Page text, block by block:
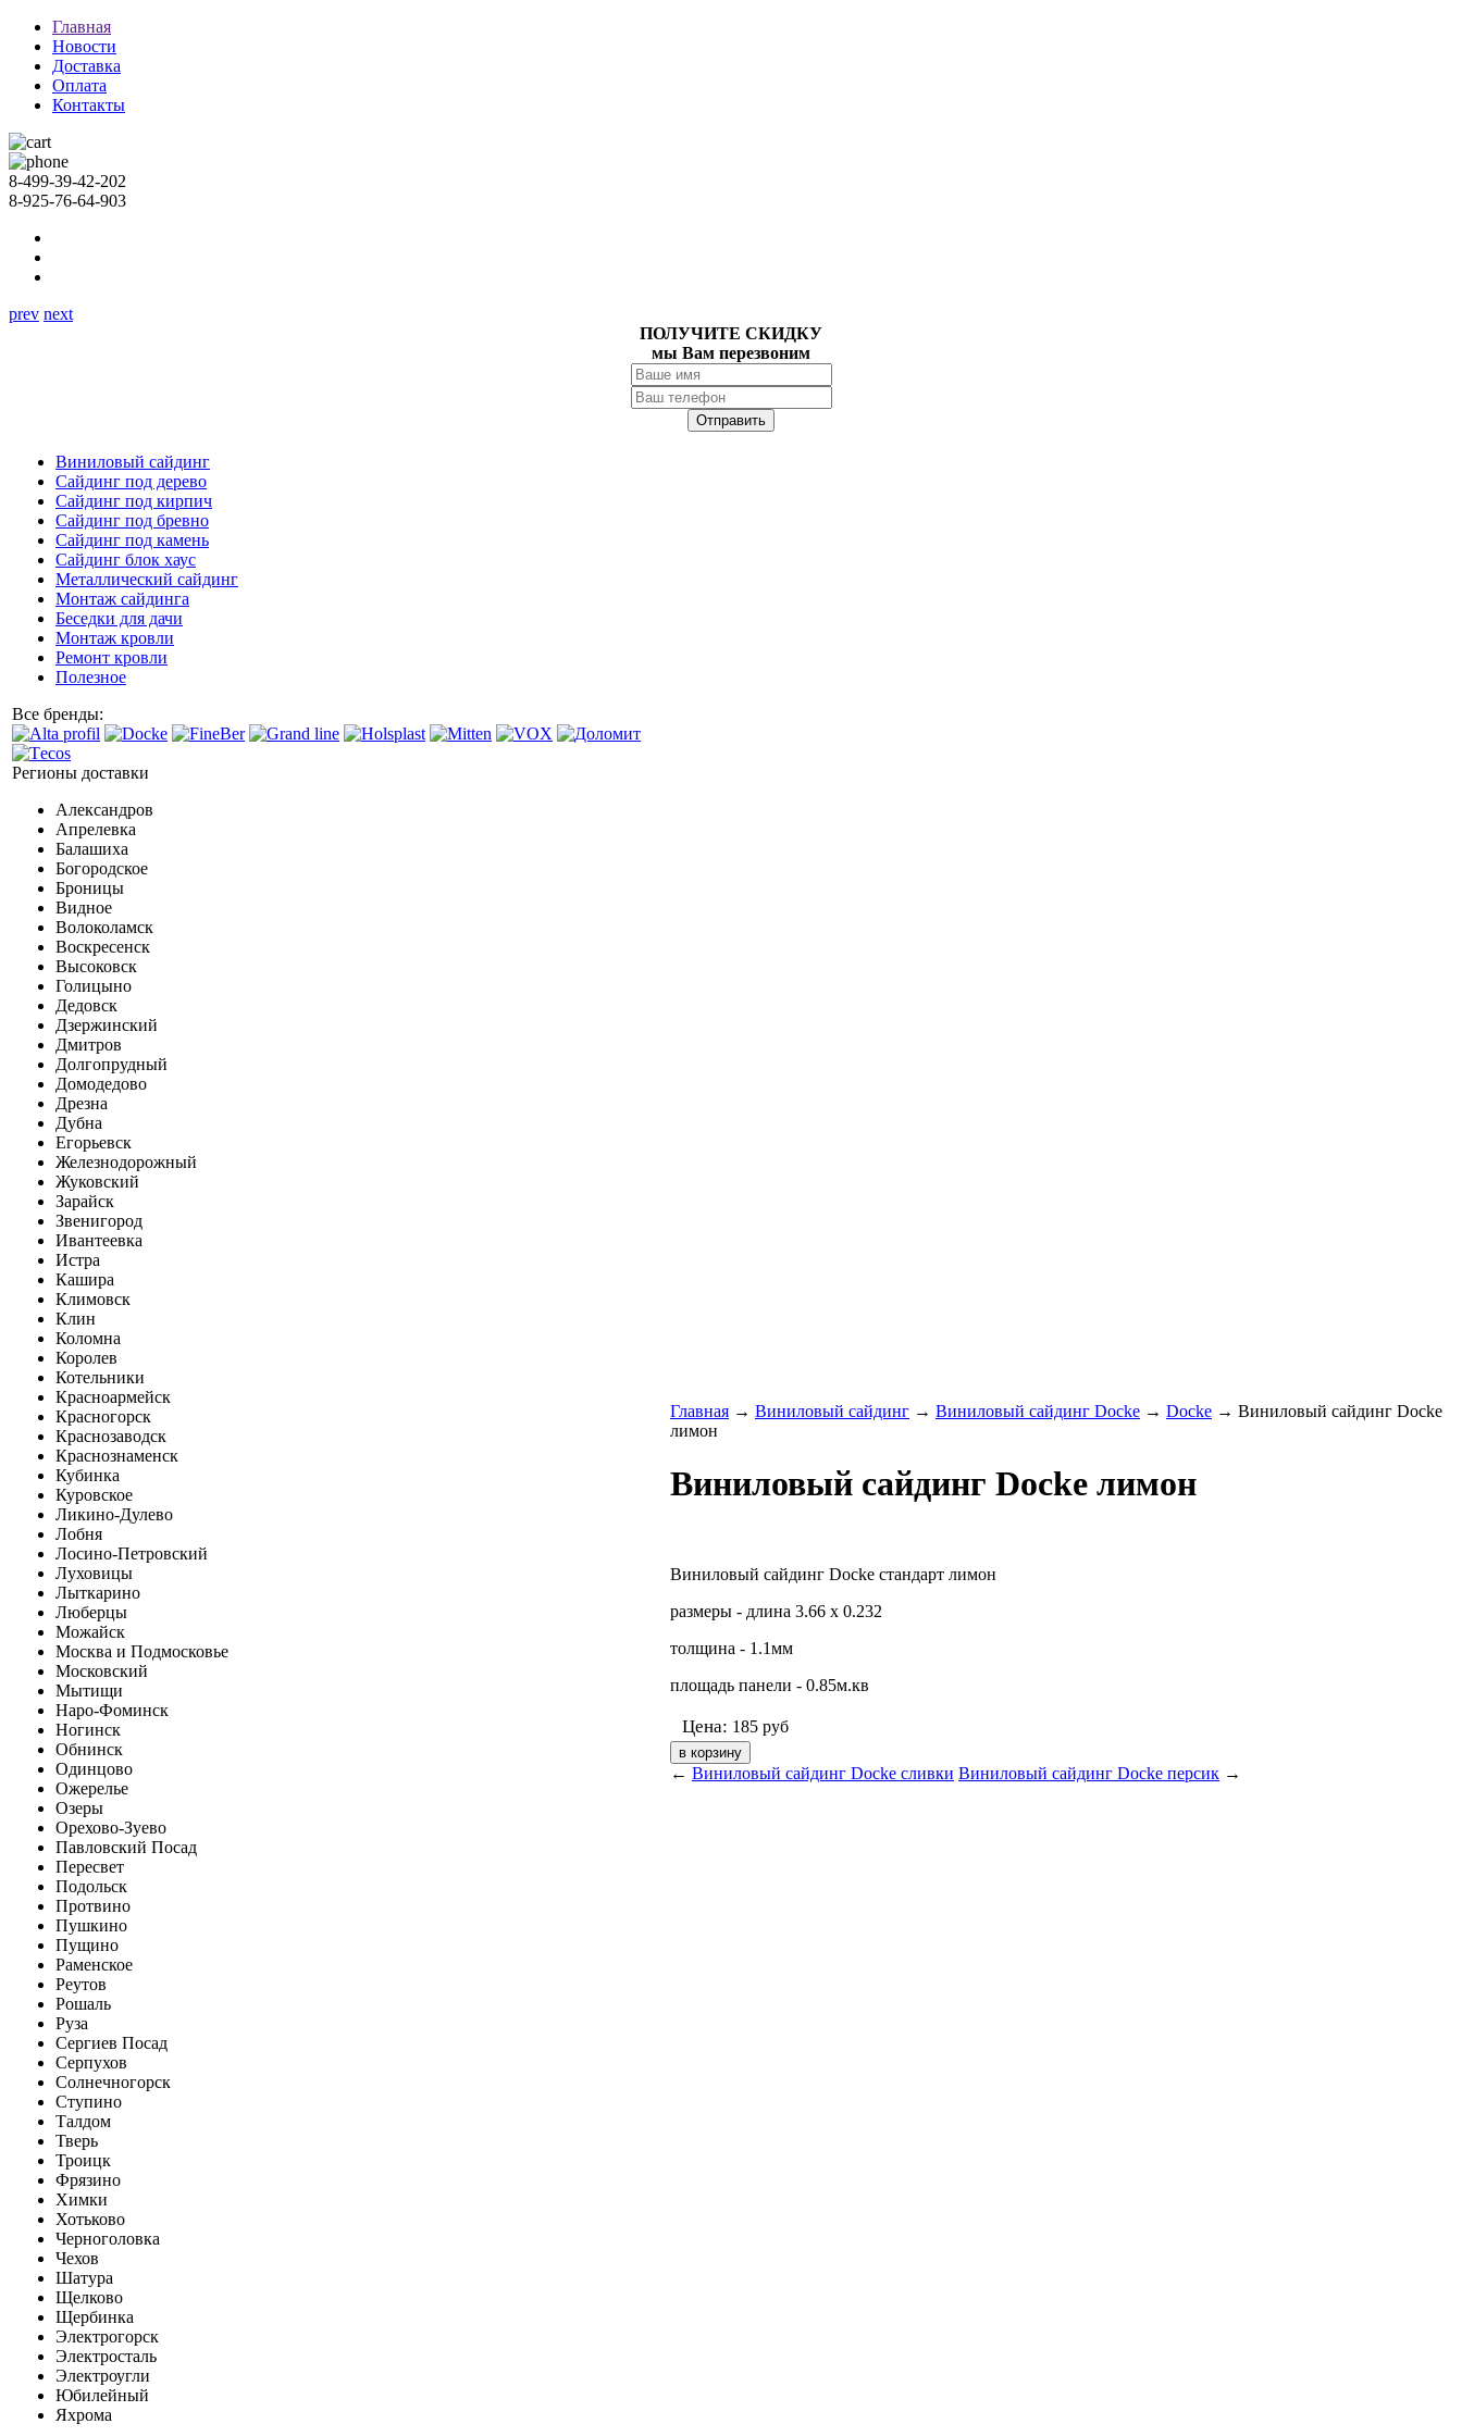
Главная
Новости
Доставка
Оплата
Контакты
8-499-39-42-202
8-925-76-64-903
prev next
ПОЛУЧИТЕ СКИДКУ
мы Вам перезвоним
Виниловый сайдинг
Сайдинг под дерево
Сайдинг под кирпич
Сайдинг под бревно
Сайдинг под камень
Cайдинг блок хаус
Металлический сайдинг
Монтаж сайдинга
Беседки для дачи
Монтаж кровли
Ремонт кровли
Полезное
Все бренды:
Регионы доставки
Александров
Апрелевка
Балашиха
Богородское
Броницы
Видное
Волоколамск
Воскресенск
Высоковск
Голицыно
Дедовск
Дзержинский
Дмитров
Долгопрудный
Домодедово
Дрезна
Дубна
Егорьевск
Железнодорожный
Жуковский
Зарайск
Звенигород
Ивантеевка
Истра
Кашира
Климовск
Клин
Коломна
Королев
Котельники
Красноармейск
Красногорск
Краснозаводск
Краснознаменск
Кубинка
Куровское
Ликино-Дулево
Лобня
Лосино-Петровский
Луховицы
Лыткарино
Люберцы
Можайск
Москва и Подмосковье
Московский
Мытищи
Наро-Фоминск
Ногинск
Обнинск
Одинцово
Ожерелье
Озеры
Орехово-Зуево
Павловский Посад
Пересвет
Подольск
Протвино
Пушкино
Пущино
Раменское
Реутов
Рошаль
Руза
Сергиев Посад
Серпухов
Солнечногорск
Ступино
Талдом
Тверь
Троицк
Фрязино
Химки
Хотьково
Черноголовка
Чехов
Шатура
Щелково
Щербинка
Электрогорск
Электросталь
Электроугли
Юбилейный
Яхрома
Главная → Виниловый сайдинг → Виниловый сайдинг Docke → Docke → Виниловый сайдинг Docke
лимон
Виниловый сайдинг Docke лимон
Виниловый сайдинг Docke стандарт лимон
размеры - длина 3.66 х 0.232
толщина - 1.1мм
площадь панели - 0.85м.кв
Цена: 185 руб
← Виниловый сайдинг Docke сливки Виниловый сайдинг Docke персик →